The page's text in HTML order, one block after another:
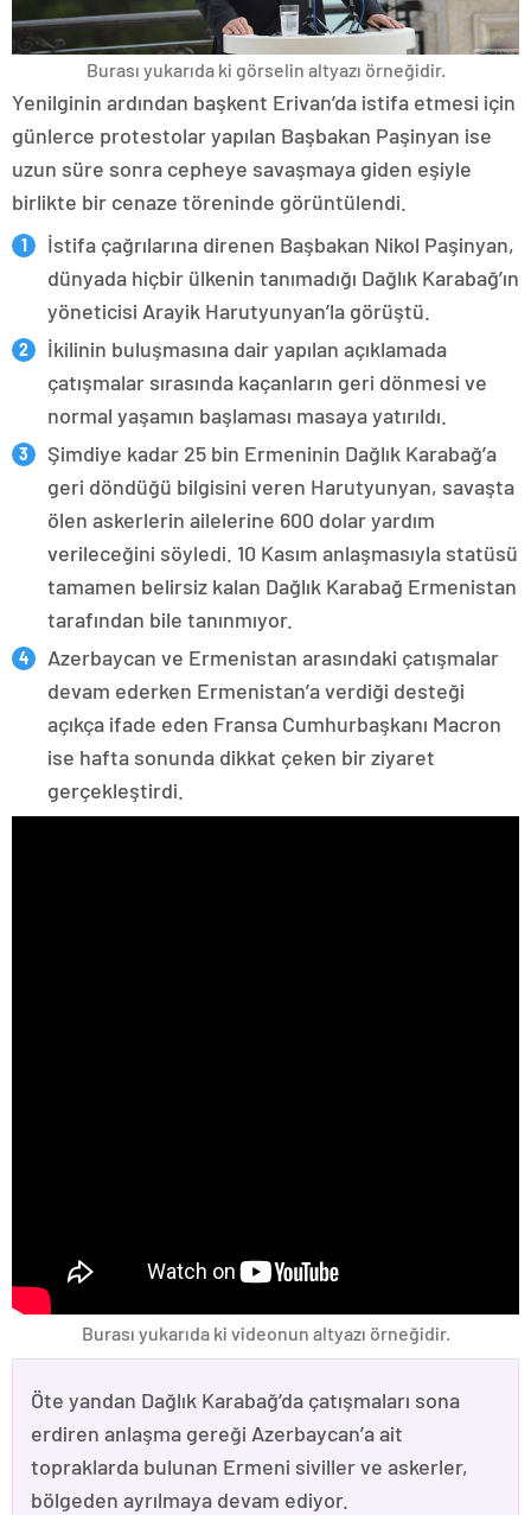
Burası yukarıda ki görselin altyazı örneğidir.
Yenilginin ardından başkent Erivan’da istifa etmesi için
günlerce protestolar yapılan Başbakan Paşinyan ise
uzun süre sonra cepheye savaşmaya giden eşiyle
birlikte bir cenaze töreninde görüntülendi.
İstifa çağrılarına direnen Başbakan Nikol Paşinyan,
dünyada hiçbir ülkenin tanımadığı Dağlık Karabağ’ın
yöneticisi Arayik Harutyunyan’la görüştü.
İkilinin buluşmasına dair yapılan açıklamada
çatışmalar sırasında kaçanların geri dönmesi ve
normal yaşamın başlaması masaya yatırıldı.
Şimdiye kadar 25 bin Ermeninin Dağlık Karabağ’a
geri döndüğü bilgisini veren Harutyunyan, savaşta
ölen askerlerin ailelerine 600 dolar yardım
verileceğini söyledi. 10 Kasım anlaşmasıyla statüsü
tamamen belirsiz kalan Dağlık Karabağ Ermenistan
tarafından bile tanınmıyor.
Azerbaycan ve Ermenistan arasındaki çatışmalar
devam ederken Ermenistan’a verdiği desteği
açıkça ifade eden Fransa Cumhurbaşkanı Macron
ise hafta sonunda dikkat çeken bir ziyaret
gerçekleştirdi.
Burası yukarıda ki videonun altyazı örneğidir.
Öte yandan Dağlık Karabağ’da çatışmaları sona
erdiren anlaşma gereği Azerbaycan’a ait
topraklarda bulunan Ermeni siviller ve askerler,
bölgeden ayrılmaya devam ediyor.